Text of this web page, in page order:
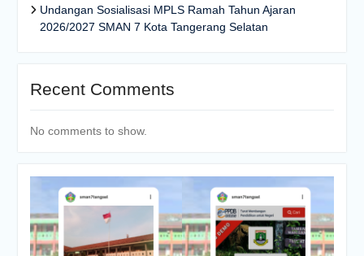
Undangan Sosialisasi MPLS Ramah Tahun Ajaran
2026/2027 SMAN 7 Kota Tangerang Selatan
Recent Comments
No comments to show.